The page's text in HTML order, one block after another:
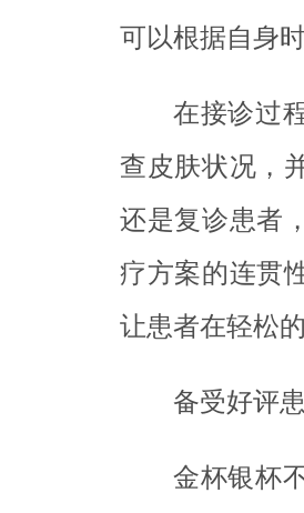
可以根据自身
在接诊过
查皮肤状况，
还是复诊患者
疗方案的连贯
让患者在轻松
备受好评
金杯银杯